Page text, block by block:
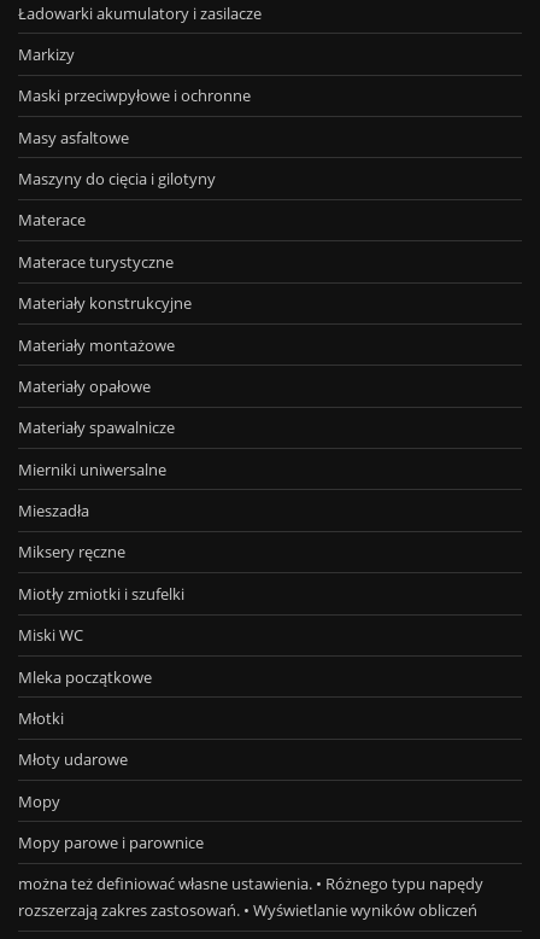
Ładowarki akumulatory i zasilacze
Markizy
Maski przeciwpyłowe i ochronne
Masy asfaltowe
Maszyny do cięcia i gilotyny
Materace
Materace turystyczne
Materiały konstrukcyjne
Materiały montażowe
Materiały opałowe
Materiały spawalnicze
Mierniki uniwersalne
Mieszadła
Miksery ręczne
Miotły zmiotki i szufelki
Miski WC
Mleka początkowe
Młotki
Młoty udarowe
Mopy
Mopy parowe i parownice
można też definiować własne ustawienia. • Różnego typu napędy
rozszerzają zakres zastosowań. • Wyświetlanie wyników obliczeń